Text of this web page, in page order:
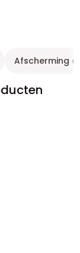
Afscherming